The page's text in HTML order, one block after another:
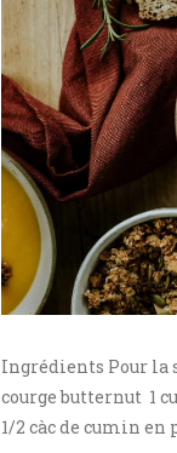
Ingrédients Pour la
courge butternut 1
1/2 càc de cumin en